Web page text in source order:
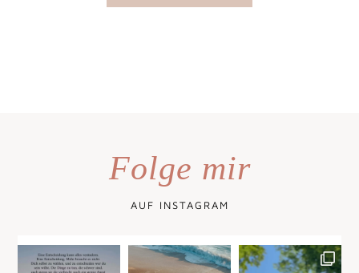
Folge mir
AUF INSTAGRAM